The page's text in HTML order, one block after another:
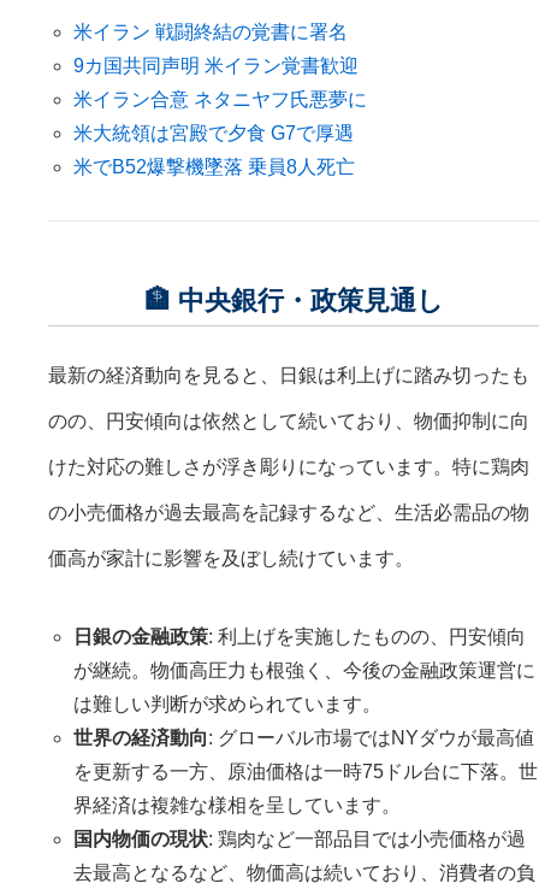
米イラン 戦闘終結の覚書に署名
9カ国共同声明 米イラン覚書歓迎
米イラン合意 ネタニヤフ氏悪夢に
米大統領は宮殿で夕食 G7で厚遇
米でB52爆撃機墜落 乗員8人死亡
🏦 中央銀行・政策見通し
最新の経済動向を見ると、日銀は利上げに踏み切ったも
のの、円安傾向は依然として続いており、物価抑制に向
けた対応の難しさが浮き彫りになっています。特に鶏肉
の小売価格が過去最高を記録するなど、生活必需品の物
価高が家計に影響を及ぼし続けています。
日銀の金融政策: 利上げを実施したものの、円安傾向
が継続。物価高圧力も根強く、今後の金融政策運営に
は難しい判断が求められています。
世界の経済動向: グローバル市場ではNYダウが最高値
を更新する一方、原油価格は一時75ドル台に下落。世
界経済は複雑な様相を呈しています。
国内物価の現状: 鶏肉など一部品目では小売価格が過
去最高となるなど、物価高は続いており、消費者の負